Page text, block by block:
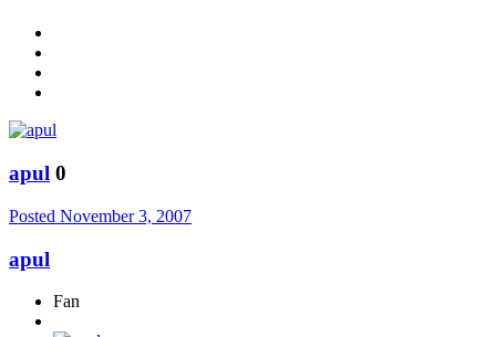
apul 0
Posted November 3, 2007
apul
Fan